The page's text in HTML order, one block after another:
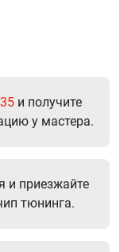
и получите
у мастера.
и приезжайте
тюнинга.